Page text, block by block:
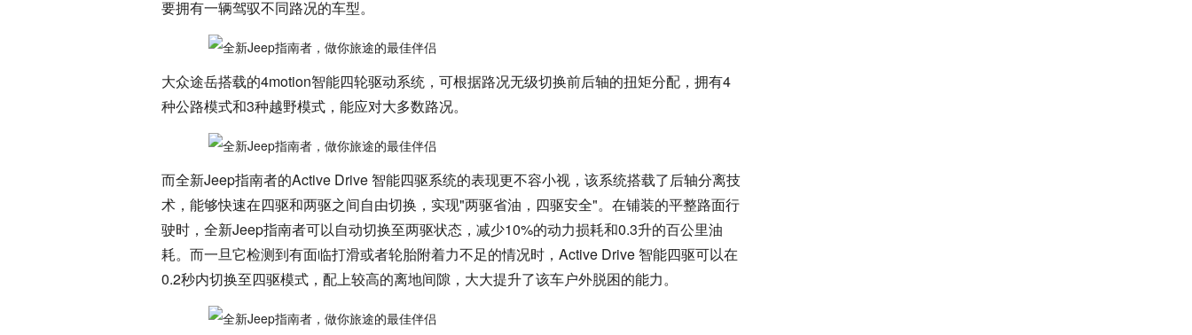
要拥有一辆驾驭不同路况的车型。
大众途岳搭载的4motion智能四轮驱动系统，可根据路况无级切换前后轴的扭矩分配，拥有4
种公路模式和3种越野模式，能应对大多数路况。
而全新Jeep指南者的Active Drive 智能四驱系统的表现更不容小视，该系统搭载了后轴分离技
术，能够快速在四驱和两驱之间自由切换，实现"两驱省油，四驱安全"。在铺装的平整路面行
驶时，全新Jeep指南者可以自动切换至两驱状态，减少10%的动力损耗和0.3升的百公里油
耗。而一旦它检测到有面临打滑或者轮胎附着力不足的情况时，Active Drive 智能四驱可以在
0.2秒内切换至四驱模式，配上较高的离地间隙，大大提升了该车户外脱困的能力。